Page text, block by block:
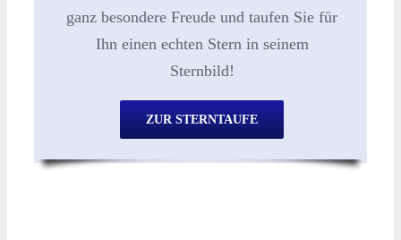
ganz besondere Freude und taufen Sie für
Ihn einen echten Stern in seinem
Sternbild!
ZUR STERNTAUFE